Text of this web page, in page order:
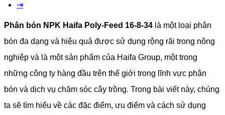
⇥
Phân bón NPK Haifa Poly-Feed 16-8-34 là một loại phân
bón đa dạng và hiệu quả được sử dụng rộng rãi trong nông
nghiệp và là một sản phẩm của Haifa Group, một trong
những công ty hàng đầu trên thế giới trong lĩnh vực phân
bón và dịch vụ chăm sóc cây trồng. Trong bài viết này, chúng
ta sẽ tìm hiểu về các đặc điểm, ưu điểm và cách sử dụng